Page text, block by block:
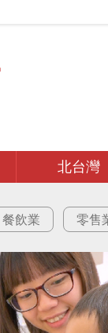
北台灣
餐飲業 零售